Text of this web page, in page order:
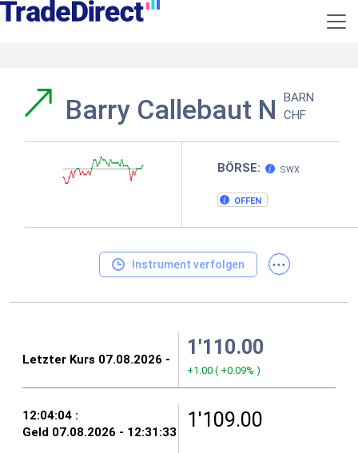
Barry Callebaut N
BARN
CHF
BÖRSE: SWX
OFFEN
Instrument verfolgen ...
1'110.00
+1.00 ( +0.09% )
1'109.00